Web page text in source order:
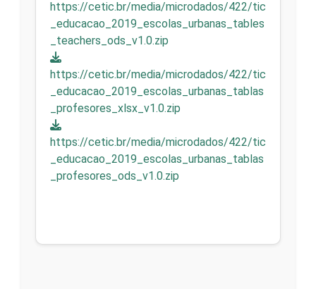
https://cetic.br/media/microdados/422/tic
_educacao_2019_escolas_urbanas_tables
_teachers_ods_v1.0.zip
https://cetic.br/media/microdados/422/tic
_educacao_2019_escolas_urbanas_tablas
_profesores_xlsx_v1.0.zip
https://cetic.br/media/microdados/422/tic
_educacao_2019_escolas_urbanas_tablas
_profesores_ods_v1.0.zip